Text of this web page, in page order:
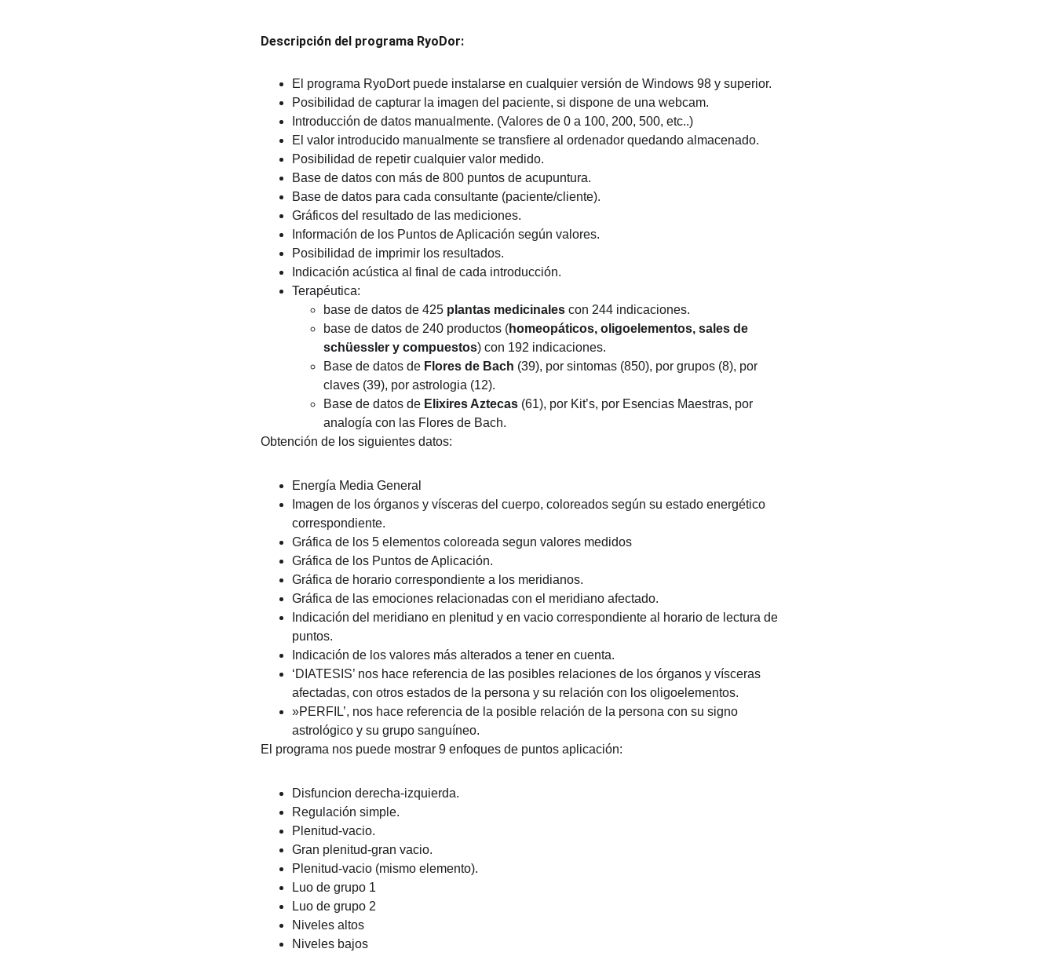
Descripción del programa RyoDor:
El programa RyoDort puede instalarse en cualquier versión de Windows 98 y superior.
Posibilidad de capturar la imagen del paciente, si dispone de una webcam.
Introducción de datos manualmente. (Valores de 0 a 100, 200, 500, etc..)
El valor introducido manualmente se transfiere al ordenador quedando almacenado.
Posibilidad de repetir cualquier valor medido.
Base de datos con más de 800 puntos de acupuntura.
Base de datos para cada consultante (paciente/cliente).
Gráficos del resultado de las mediciones.
Información de los Puntos de Aplicación según valores.
Posibilidad de imprimir los resultados.
Indicación acústica al final de cada introducción.
Terapéutica:
base de datos de 425 plantas medicinales con 244 indicaciones.
base de datos de 240 productos (homeopáticos, oligoelementos, sales de
schüessler y compuestos) con 192 indicaciones.
Base de datos de Flores de Bach (39), por sintomas (850), por grupos (8), por
claves (39), por astrologia (12).
Base de datos de Elixires Aztecas (61), por Kit’s, por Esencias Maestras, por
analogía con las Flores de Bach.
Obtención de los siguientes datos:
Energía Media General
Imagen de los órganos y vísceras del cuerpo, coloreados según su estado energético
correspondiente.
Gráfica de los 5 elementos coloreada segun valores medidos
Gráfica de los Puntos de Aplicación.
Gráfica de horario correspondiente a los meridianos.
Gráfica de las emociones relacionadas con el meridiano afectado.
Indicación del meridiano en plenitud y en vacio correspondiente al horario de lectura de
puntos.
Indicación de los valores más alterados a tener en cuenta.
‘DIATESIS’ nos hace referencia de las posibles relaciones de los órganos y vísceras
afectadas, con otros estados de la persona y su relación con los oligoelementos.
»PERFIL’, nos hace referencia de la posible relación de la persona con su signo
astrológico y su grupo sanguíneo.
El programa nos puede mostrar 9 enfoques de puntos aplicación:
Disfuncion derecha-izquierda.
Regulación simple.
Plenitud-vacio.
Gran plenitud-gran vacio.
Plenitud-vacio (mismo elemento).
Luo de grupo 1
Luo de grupo 2
Niveles altos
Niveles bajos